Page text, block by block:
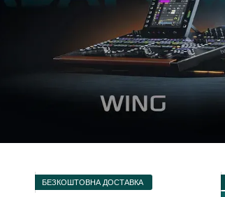
БЕЗКОШТОВНА ДОСТАВКА